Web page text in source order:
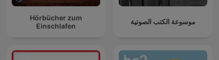
Hörbücher zum
Einschlafen
موسوعة الكتب الصوتية